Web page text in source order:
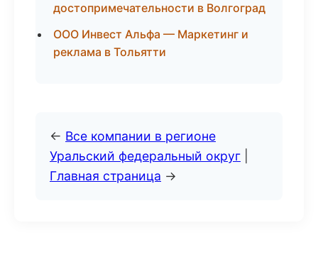
достопримечательности в Волгоград
ООО Инвест Альфа — Маркетинг и
реклама в Тольятти
← Все компании в регионе
Уральский федеральный округ
Главная страница →